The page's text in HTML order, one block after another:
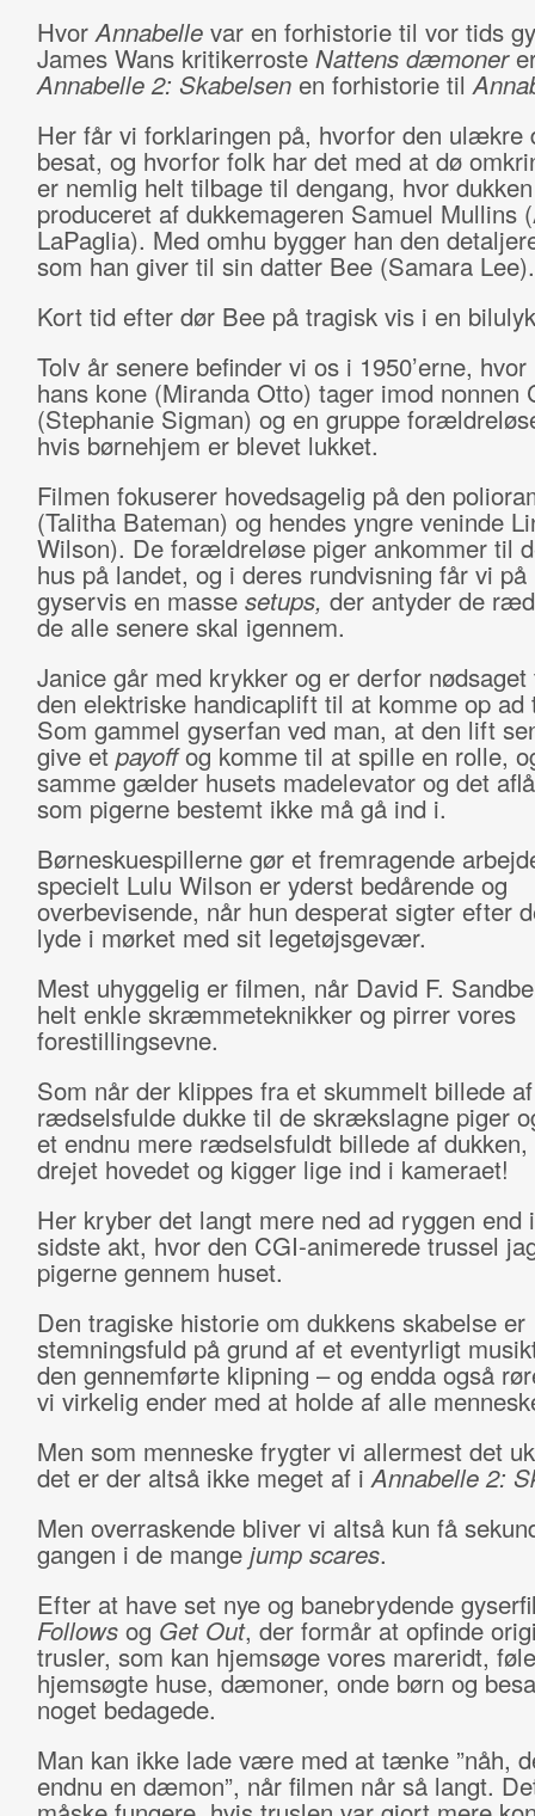
HvorAnnabellevar en forhistorie til vor tids
James Wans kritikerroste Nattens dæmoner
Annabelle 2: Skabelsenen forhistorie til
Her får vi forklaringen på, hvorfor den ulækre
besat, og hvorfor folk har det med at dø
er nemlig helt tilbage til dengang, hvor
produceret af dukkemageren Samuel Mullins
LaPaglia). Med omhu bygger han den
som han giver til sin datter Bee (Samara Lee).
Kort tid efter dør Bee på tragisk vis i en
Tolv år senere befinder vi os i 1950’erne,
hans kone (Miranda Otto) tager imod nonnen
(Stephanie Sigman) og en gruppe
hvis børnehjem er blevet lukket.
Filmen fokuserer hovedsagelig på den
(Talitha Bateman) og hendes yngre veninde
Wilson). De forældreløse piger ankommer til
hus på landet, og i deres rundvisning får vi på
gyservis en masse setups, der antyder de
de alle senere skal igennem.
Janice går med krykker og er derfor
den elektriske handicaplift til at komme op ad
Som gammel gyserfan ved man, at den lift
give et payoffog komme til at spille en rolle,
samme gælder husets madelevator og det
som pigerne bestemt ikke må gå ind i.
Børneskuespillerne gør et fremragende
specielt Lulu Wilson er yderst bedårende og
overbevisende, når hun desperat sigter efter
lyde i mørket med sit legetøjsgevær.
Mest uhyggelig er filmen, når David F.
helt enkle skræmmeteknikker og pirrer vores
forestillingsevne.
Som når der klippes fra et skummelt billede
rædselsfulde dukke til de skrækslagne piger
et endnu mere rædselsfuldt billede af dukken,
drejet hovedet og kigger lige ind i kameraet!
Her kryber det langt mere ned ad ryggen end
sidste akt, hvor den CGI-animerede trussel
pigerne gennem huset.
Den tragiske historie om dukkens skabelse er
stemningsfuld på grund af et eventyrligt
den gennemførte klipning – og endda også
vi virkelig ender med at holde af alle
Men som menneske frygter vi allermest det
det er der altså ikke meget af iAnnabelle 2:
Men overraskende bliver vi altså kun få
gangen i de mange jump scares.
Efter at have set nye og banebrydende
Followsog Get Out, der formår at opfinde
trusler, som kan hjemsøge vores mareridt,
hjemsøgte huse, dæmoner, onde børn og
noget bedagede.
Man kan ikke lade være med at tænke ”nåh,
endnu en dæmon”, når filmen når så langt.